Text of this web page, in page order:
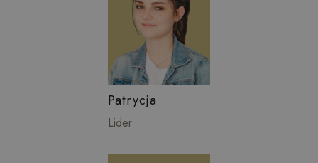
Patrycja
Lider